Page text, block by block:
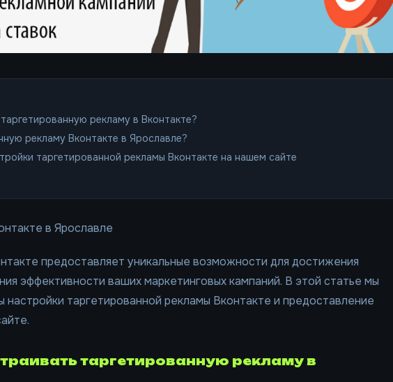
рекламу в Вконтакте?
рекламу Вконтакте в Ярославле?
таргетированной рекламы Вконтакте на нашем сайте
в Ярославле
предоставляет уникальные возможности для достижения
эффективности ваших маркетинговых кампаний. В этой статье мы
таргетированной рекламы Вконтакте и предоставление
таргетированную рекламу в